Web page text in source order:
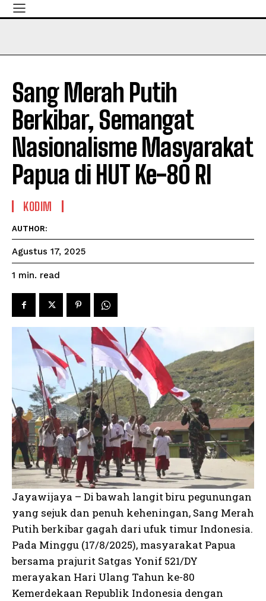
Sang Merah Putih
Berkibar, Semangat
Nasionalisme Masyarakat
Papua di HUT Ke-80 RI
KODIM
AUTHOR:
Agustus 17, 2025
1 min. read
Jayawijaya – Di bawah langit biru pegunungan
yang sejuk dan penuh keheningan, Sang Merah
Putih berkibar gagah dari ufuk timur Indonesia.
Pada Minggu (17/8/2025), masyarakat Papua
bersama prajurit Satgas Yonif 521/DY
merayakan Hari Ulang Tahun ke-80
Kemerdekaan Republik Indonesia dengan